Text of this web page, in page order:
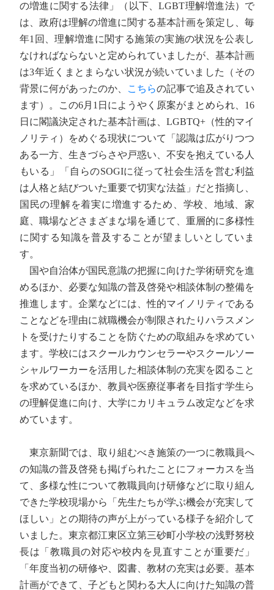
の増進に関する法律」（以下、LGBT理解増進法）で
は、政府は理解の増進に関する基本計画を策定し、毎
年1回、理解増進に関する施策の実施の状況を公表し
なければならないと定められていましたが、基本計画
は3年近くまとまらない状況が続いていました（その
背景に何があったのか、
こちらの記事で追及されてい
ます）。この6月1日にようやく原案がまとめられ、16
日に閣議決定された基本計画は、LGBTQ+（性的マイ
ノリティ）をめぐる現状について「認識は広がりつつ
ある一方、生きづらさや戸惑い、不安を抱えている人
もいる」「自らのSOGIに従って社会生活を営む利益
は人格と結びついた重要で切実な法益」だと指摘し、
国民の理解を着実に増進するため、学校、地域、家
庭、職場などさまざまな場を通じて、重層的に多様性
に関する知識を普及することが望ましいとしていま
す。
国や自治体が国民意識の把握に向けた学術研究を進
めるほか、必要な知識の普及啓発や相談体制の整備を
推進します。企業などには、性的マイノリティである
ことなどを理由に就職機会が制限されたりハラスメン
トを受けたりすることを防ぐための取組みを求めてい
ます。学校にはスクールカウンセラーやスクールソー
シャルワーカーを活用した相談体制の充実を図ること
を求めているほか、教員や医療従事者を目指す学生ら
の理解促進に向け、大学にカリキュラム改定などを求
めています。
東京新聞では、取り組むべき施策の一つに教職員へ
の知識の普及啓発も掲げられたことにフォーカスを当
て、多様な性について教職員向け研修などに取り組ん
できた学校現場から「先生たちが学ぶ機会が充実して
ほしい」との期待の声が上がっている様子を紹介して
いました。東京都江東区立第三砂町小学校の浅野努校
長は「教職員の対応や校内を見直すことが重要だ」
「年度当初の研修や、図書、教材の充実は必要。基本
計画ができて、子どもと関わる大人に向けた知識の普